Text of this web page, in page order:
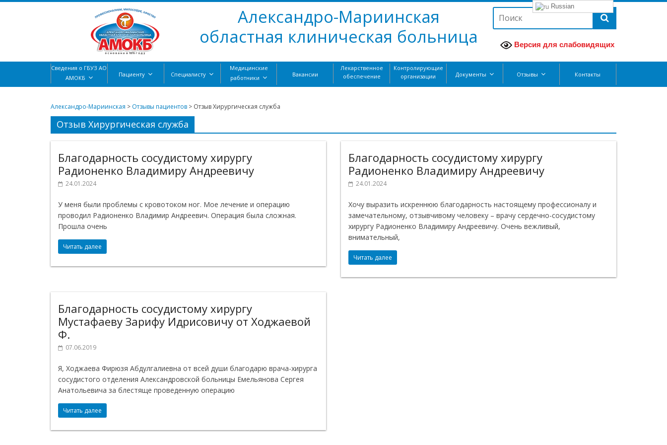
Александро-Мариинская
областная клиническая больница
Версия для слабовидящих
Сведения о ГБУЗ АО
АМОКБ
Пациенту Специалисту
Медицинские
работники
Вакансии
Лекарственное
обеспечение
Контролирующие
организации
Документы Отзывы Контакты
Александро-Мариинская > Отзывы пациентов > Отзыв Хирургическая служба
Отзыв Хирургическая служба
Благодарность сосудистому хирургу
Радионенко Владимиру Андреевичу
24.01.2024
У меня были проблемы с кровотоком ног. Мое лечение и операцию
проводил Радионенко Владимир Андреевич. Операция была сложная.
Прошла очень
Читать далее
Благодарность сосудистому хирургу
Радионенко Владимиру Андреевичу
24.01.2024
Хочу выразить искреннюю благодарность настоящему профессионалу и
замечательному, отзывчивому человеку – врачу сердечно-сосудистому
хирургу Радионенко Владимиру Андреевичу. Очень вежливый,
внимательный,
Читать далее
Благодарность сосудистому хирургу
Мустафаеву Зарифу Идрисовичу от Ходжаевой
Ф.
07.06.2019
Я, Ходжаева Фирюзя Абдулгалиевна от всей души благодарю врача-хирурга
сосудистого отделения Александровской больницы Емельянова Сергея
Анатольевича за блестяще проведенную операцию
Читать далее
Russian